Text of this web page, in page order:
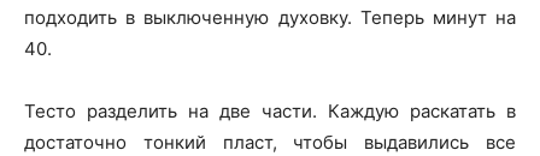
подходить в выключенную духовку. Теперь минут на
40.
Тесто разделить на две части. Каждую раскатать в
достаточно тонкий пласт, чтобы выдавились все